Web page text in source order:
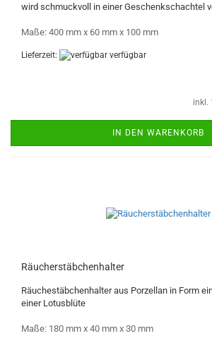
wird schmuckvoll in einer Geschenkschachtel
Maße: 400 mm x 60 mm x 100 mm
Lieferzeit: verfügbar
inkl.
IN DEN WARENKORB
Räucherstäbchenhalter
Räuchestäbchenhalter aus Porzellan in Form
einer Lotusblüte
Maße: 180 mm x 40 mm x 30 mm